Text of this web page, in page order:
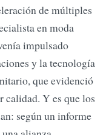
de múltiples
en moda
impulsado
y la tecnología
que evidenció
calidad. Y es que los
según un informe